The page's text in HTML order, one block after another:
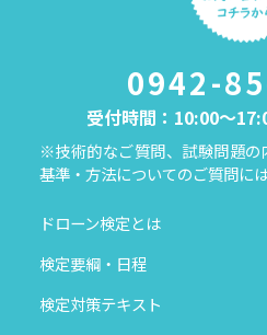
0942-
受付時間：10:00～
※技術的なご質問、試験問題の
基準・方法についてのご質問に
ドローン検定とは
検定要綱・日程
検定対策テキスト